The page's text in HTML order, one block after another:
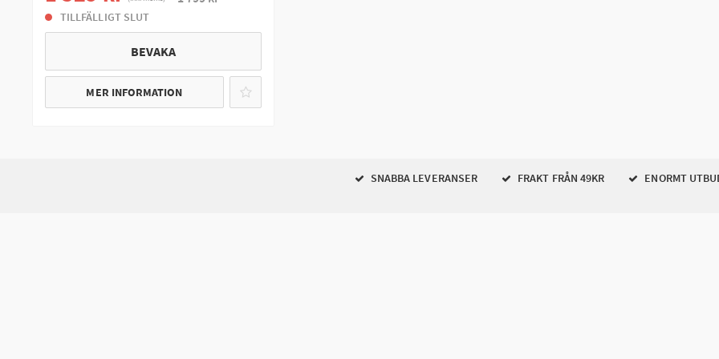
TILLFÄLLIGT SLUT
BEVAKA
MER INFORMATION
SNABBA LEVERANSER FRAKT FRÅN 49KR ENORMT